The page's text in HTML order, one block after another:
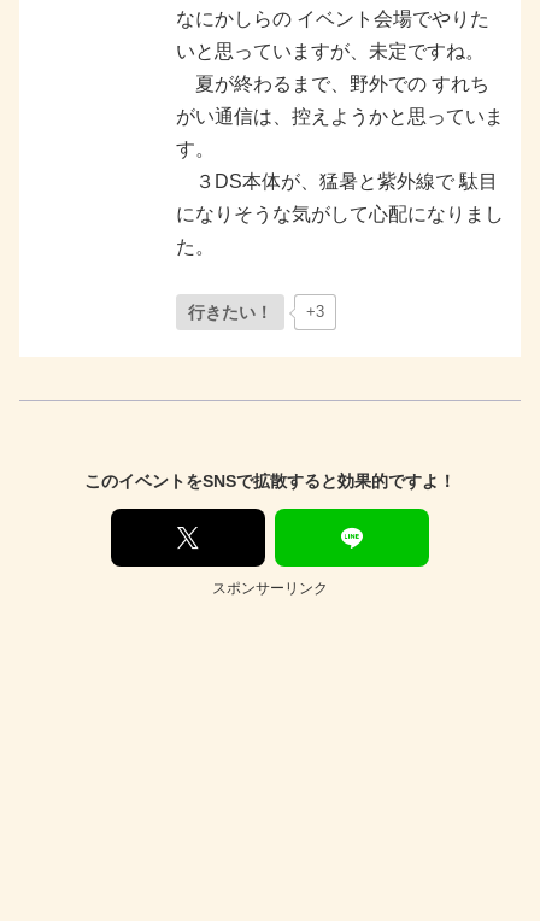
なにかしらの イベント会場でやりた
いと思っていますが、未定ですね。
夏が終わるまで、野外での すれち
がい通信は、控えようかと思っていま
す。
３DS本体が、猛暑と紫外線で 駄目
になりそうな気がして心配になりまし
た。
行きたい！ +3
このイベントをSNSで拡散すると効果的ですよ！
スポンサーリンク